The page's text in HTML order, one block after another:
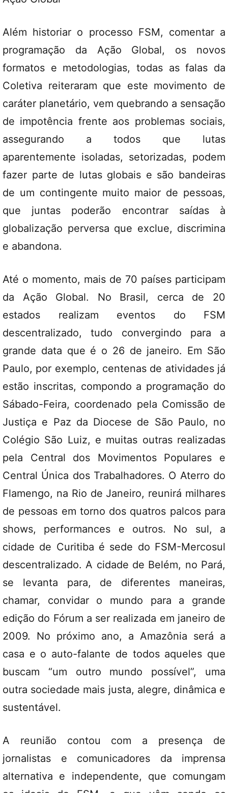
Além historiar o processo FSM, comentar a
programação da Ação Global, os novos
formatos e metodologias, todas as falas da
Coletiva reiteraram que este movimento de
caráter planetário, vem quebrando a sensação
de impotência frente aos problemas sociais,
assegurando a todos que lutas
aparentemente isoladas, setorizadas, podem
fazer parte de lutas globais e são bandeiras
de um contingente muito maior de pessoas,
que juntas poderão encontrar saídas à
globalização perversa que exclue, discrimina
e abandona.
Até o momento, mais de 70 países participam
da Ação Global. No Brasil, cerca de 20
estados realizam eventos do FSM
descentralizado, tudo convergindo para a
grande data que é o 26 de janeiro. Em São
Paulo, por exemplo, centenas de atividades já
estão inscritas, compondo a programação do
Sábado-Feira, coordenado pela Comissão de
Justiça e Paz da Diocese de São Paulo, no
Colégio São Luiz, e muitas outras realizadas
pela Central dos Movimentos Populares e
Central Única dos Trabalhadores. O Aterro do
Flamengo, na Rio de Janeiro, reunirá milhares
de pessoas em torno dos quatros palcos para
shows, performances e outros. No sul, a
cidade de Curitiba é sede do FSM-Mercosul
descentralizado. A cidade de Belém, no Pará,
se levanta para, de diferentes maneiras,
chamar, convidar o mundo para a grande
edição do Fórum a ser realizada em janeiro de
2009. No próximo ano, a Amazônia será a
casa e o auto-falante de todos aqueles que
buscam “um outro mundo possível”, uma
outra sociedade mais justa, alegre, dinâmica e
sustentável.
A reunião contou com a presença de
jornalistas e comunicadores da imprensa
alternativa e independente, que comungam